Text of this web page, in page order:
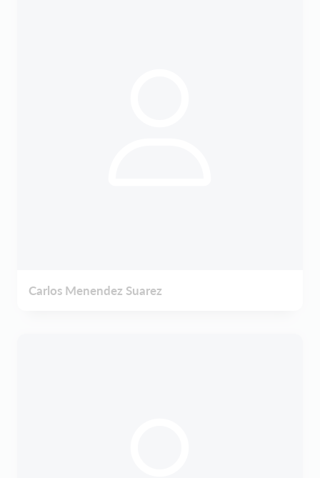
Carlos Menendez Suarez